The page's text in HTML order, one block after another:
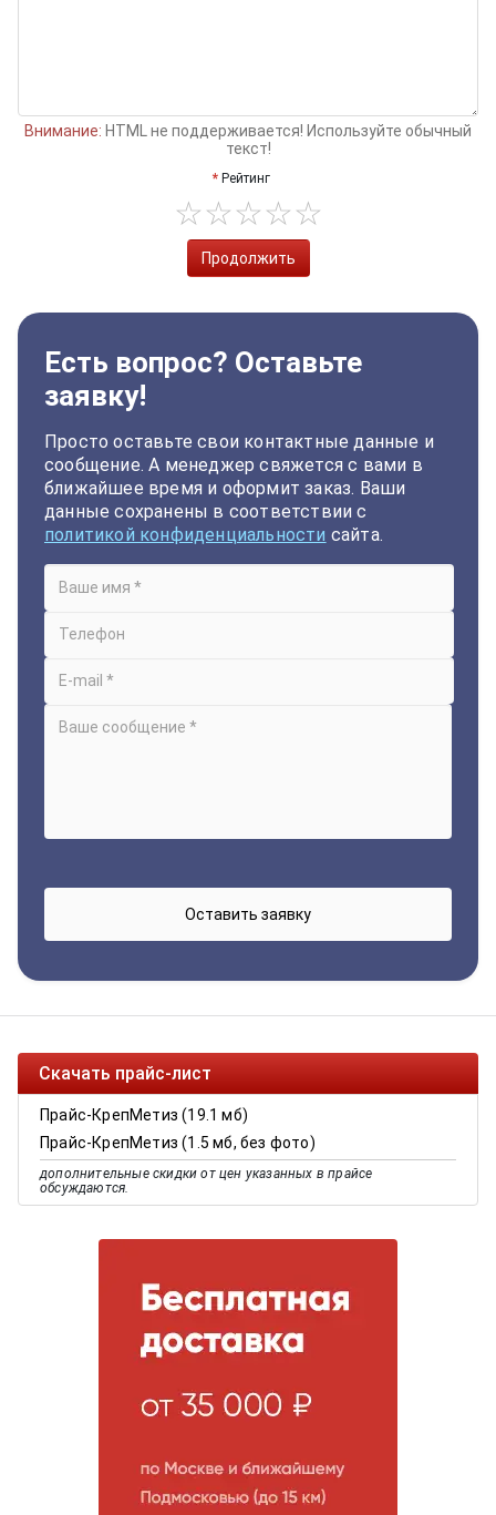
Внимание: HTML не поддерживается! Используйте обычный
текст!
Рейтинг
Продолжить
Есть вопрос? Оставьте
заявку!
Просто оставьте свои контактные данные и
сообщение. А менеджер свяжется с вами в
ближайшее время и оформит заказ. Ваши
данные сохранены в соответствии с
политикой конфиденциальности сайта.
Скачать прайс-лист
Прайс-КрепМетиз (19.1 мб)
Прайс-КрепМетиз (1.5 мб, без фото)
дополнительные скидки от цен указанных в прайсе
обсуждаются.